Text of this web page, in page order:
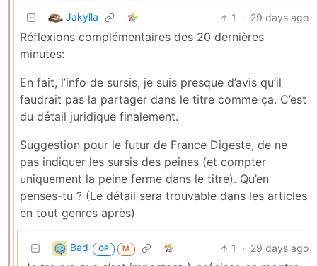
Jakylla 1 · 29 days ago
Réflexions complémentaires des 20 dernières
minutes:
En fait, l’info de sursis, je suis presque d’avis qu’il
faudrait pas la partager dans le titre comme ça. C’est
du détail juridique finalement.
Suggestion pour le futur de France Digeste, de ne
pas indiquer les sursis des peines (et compter
uniquement la peine ferme dans le titre). Qu’en
penses-tu ? (Le détail sera trouvable dans les articles
en tout genres après)
Bad OP M 1 · 29 days ago